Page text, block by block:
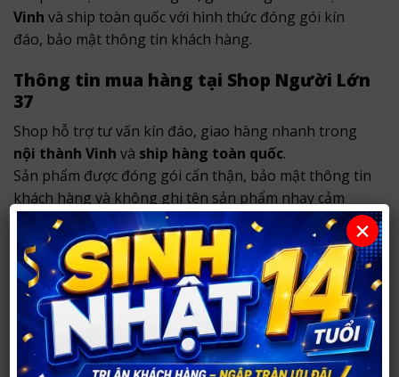
Vinh và ship toàn quốc với hình thức đóng gói kín
đáo, bảo mật thông tin khách hàng.
Thông tin mua hàng tại Shop Người Lớn
37
Shop hỗ trợ tư vấn kín đáo, giao hàng nhanh trong
nội thành Vinh và ship hàng toàn quốc.
Sản phẩm được đóng gói cẩn thận, bảo mật thông tin
khách hàng và không ghi tên sản phẩm nhạy cảm
bên ngoài.
Địa chỉ cửa hàng:
Cơ sở 1:
290 Võ Nguyên Hiến, TP Vinh, Nghệ An
(đường Phong Đình Cảng cũ, TP. Vinh).
XEM CHỈ ĐƯỜNG TỚI CỬA HÀNG
×